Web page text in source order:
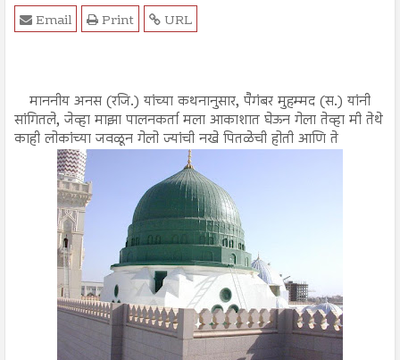
URL
Print
Email
माननीय अनस (रजि.) यांच्या कथनानुसार, पैगंबर मुहम्मद (स.) यांनी
सांगितले, जेव्हा माझा पालनकर्ता मला आकाशात घेऊन गेला तेव्हा मी तेथे
काही लोकांच्या जवळून गेलो ज्यांची नखे पितळेची होती आणि ते